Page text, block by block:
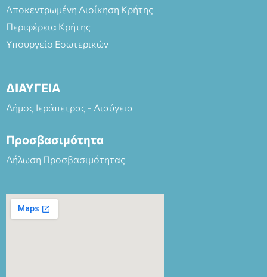
Αποκεντρωμένη Διοίκηση Κρήτης
Περιφέρεια Κρήτης
Υπουργείο Εσωτερικών
ΔΙΑΥΓΕΙΑ
Δήμος Ιεράπετρας - Διαύγεια
Προσβασιμότητα
Δήλωση Προσβασιμότητας